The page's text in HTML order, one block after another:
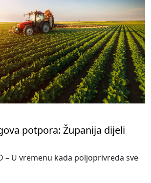
potpora: Županija dijeli
– U vremenu kada poljoprivreda sve